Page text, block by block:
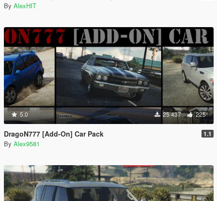
By AlexHIT
5.0 25 437 225
DragoN777 [Add-On] Car Pack 1.1
By Alex9581